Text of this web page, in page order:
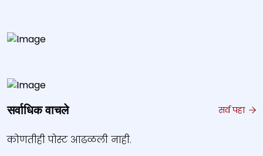
सर्वाधिक वाचले सर्व पहा
कोणतीही पोस्ट आढळली नाही.